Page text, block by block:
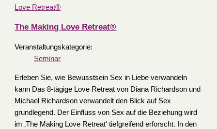
Love Retreat®
The Making Love Retreat®
Veranstaltungskategorie:
Seminar
Erleben Sie, wie Bewusstsein Sex in Liebe verwandeln
kann Das 8-tägige Love Retreat von Diana Richardson und
Michael Richardson verwandelt den Blick auf Sex
grundlegend. Der Einfluss von Sex auf die Beziehung wird
im ‚The Making Love Retreat‘ tiefgreifend erforscht. In den